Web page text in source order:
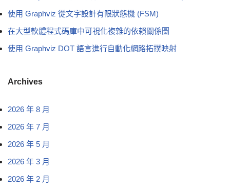
使用 Graphviz 從文字設計有限狀態機 (FSM)
在大型軟體程式碼庫中可視化複雜的依賴關係圖
使用 Graphviz DOT 語言進行自動化網路拓撲映射
Archives
2026 年 8 月
2026 年 7 月
2026 年 5 月
2026 年 3 月
2026 年 2 月